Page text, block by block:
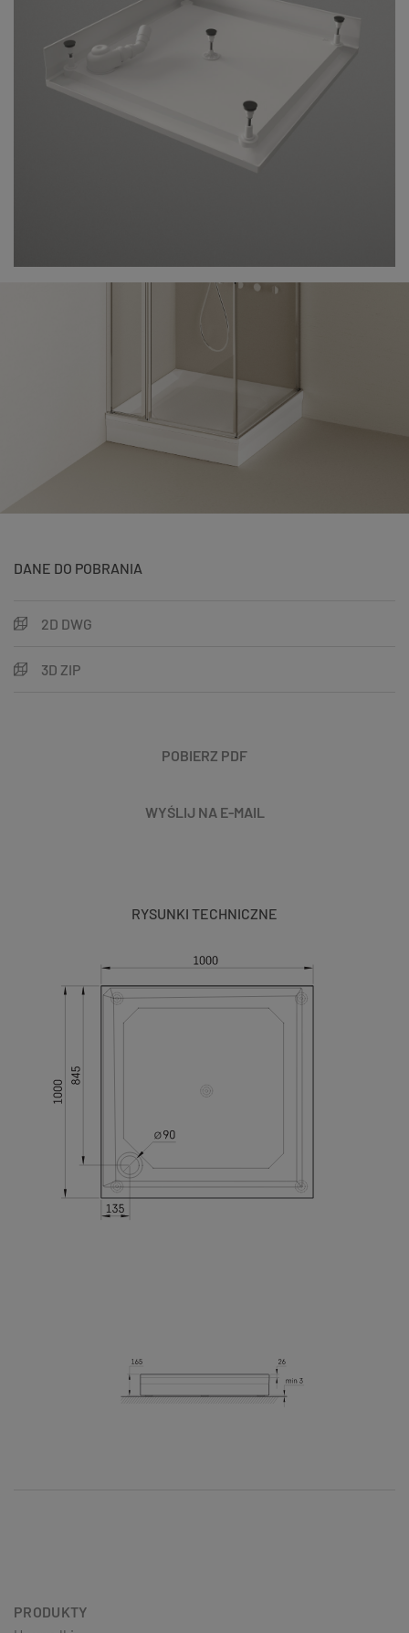
DANE DO POBRANIA
2D DWG
3D ZIP
POBIERZ PDF
WYŚLIJ NA E-MAIL
RYSUNKI TECHNICZNE
PRODUKTY